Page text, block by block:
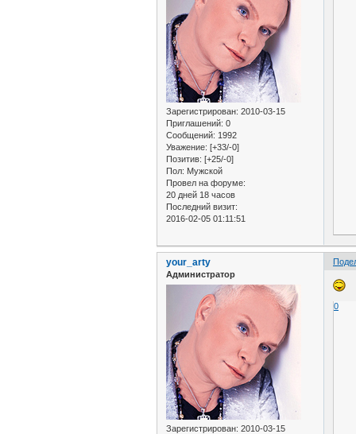
Зарегистрирован: 2010-03-15
Приглашений: 0
Сообщений: 1992
Уважение: [+33/-0]
Позитив: [+25/-0]
Пол: Мужской
Провел на форуме:
20 дней 18 часов
Последний визит:
2016-02-05 01:11:51
your_arty
Администратор
Зарегистрирован: 2010-03-15
0